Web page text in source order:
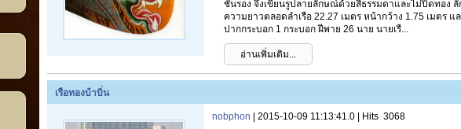
ชั้นรอง จึงเขียนรูปลายลักษณ์ด้วยสีธรรมดาและไม่ปิดทอง
ความยาวตลอดลำเรือ 22.27 เมตร หน้ากว้าง 1.75 เมตร แ
ปากกระบอก 1 กระบอก ฝีพาย 26 นาย นายเรื...
อ่านเพิ่มเติม...
เรือทองบ้าบิ่น
nobphon | 2015-10-09 11:13:41.0 | Hits 3068